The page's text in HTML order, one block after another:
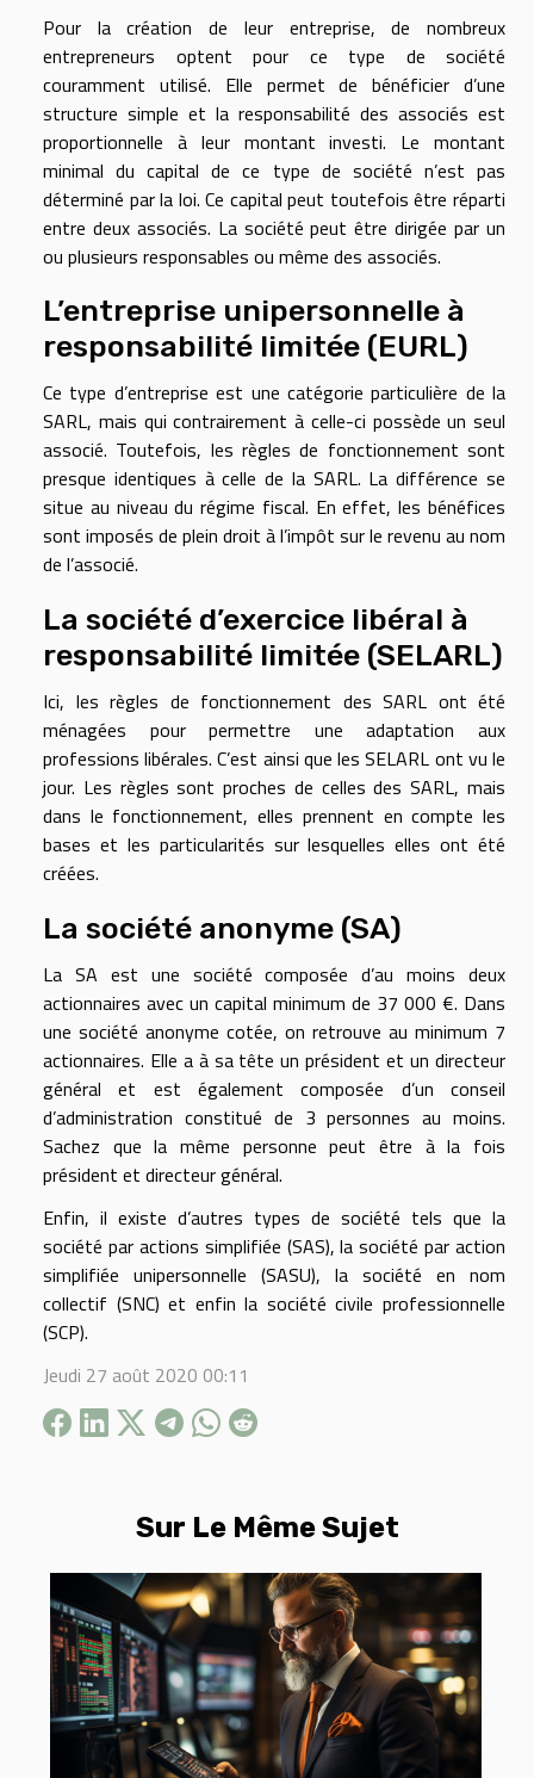
Sur Le Même Sujet
Pour la création de leur entreprise, de nombreux
entrepreneurs optent pour ce type de société
couramment utilisé. Elle permet de bénéficier d’une
structure simple et la responsabilité des associés est
proportionnelle à leur montant investi. Le montant
minimal du capital de ce type de société n’est pas
déterminé par la loi. Ce capital peut toutefois être réparti
entre deux associés. La société peut être dirigée par un
ou plusieurs responsables ou même des associés.
L’entreprise unipersonnelle à
responsabilité limitée (EURL)
Ce type d’entreprise est une catégorie particulière de la
SARL, mais qui contrairement à celle-ci possède un seul
associé. Toutefois, les règles de fonctionnement sont
presque identiques à celle de la SARL. La différence se
situe au niveau du régime fiscal. En effet, les bénéfices
sont imposés de plein droit à l’impôt sur le revenu au nom
de l’associé.
La société d’exercice libéral à
responsabilité limitée (SELARL)
Ici, les règles de fonctionnement des SARL ont été
ménagées pour permettre une adaptation aux
professions libérales. C’est ainsi que les SELARL ont vu le
jour. Les règles sont proches de celles des SARL, mais
dans le fonctionnement, elles prennent en compte les
bases et les particularités sur lesquelles elles ont été
créées.
La société anonyme (SA)
La SA est une société composée d’au moins deux
actionnaires avec un capital minimum de 37 000 €. Dans
une société anonyme cotée, on retrouve au minimum 7
actionnaires. Elle a à sa tête un président et un directeur
général et est également composée d’un conseil
d’administration constitué de 3 personnes au moins.
Sachez que la même personne peut être à la fois
président et directeur général.
Enfin, il existe d’autres types de société tels que la
société par actions simplifiée (SAS), la société par action
simplifiée unipersonnelle (SASU), la société en nom
collectif (SNC) et enfin la société civile professionnelle
(SCP).
Jeudi 27 août 2020 00:11